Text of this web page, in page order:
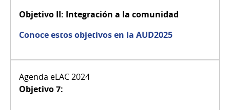
Objetivo II: Integración a la comunidad
Conoce estos objetivos en la AUD2025
Objetivo 7: